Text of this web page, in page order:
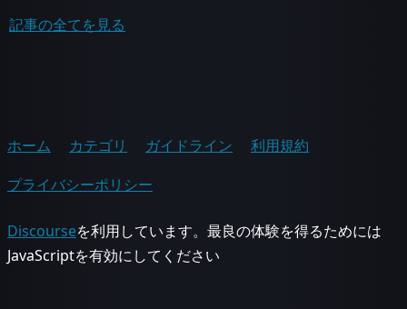
記事の全てを見る
ホーム カテゴリ ガイドライン
利用規約
プライバシーポリシー
Discourseを利用しています。最良の体験を得るためには
JavaScriptを有効にしてください